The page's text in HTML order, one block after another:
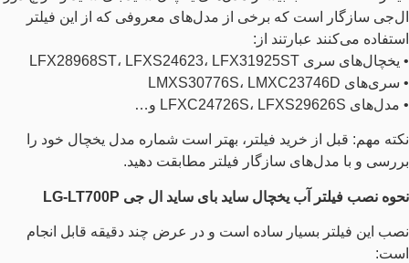
ال‌جی سازگار است که برخی از مدل‌های معروفی که از این فیلتر
استفاده می‌کنند عبارتند از:
• یخچال‌های سری LFX28968ST، LFXS24623، LFX31925ST
• سری‌های LMXS30776S، LMXC23746D
• مدل‌های LFXC24726S، LFXS29626S و…
نکته مهم: قبل از خرید فیلتر، بهتر است شماره مدل یخچال خود را
بررسی و با مدل‌های سازگار فیلتر مطابقت دهید.
نحوه نصب فیلتر آب یخچال ساید بای ساید ال جی LG-LT700P
نصب این فیلتر بسیار ساده است و در عرض چند دقیقه قابل انجام
است: